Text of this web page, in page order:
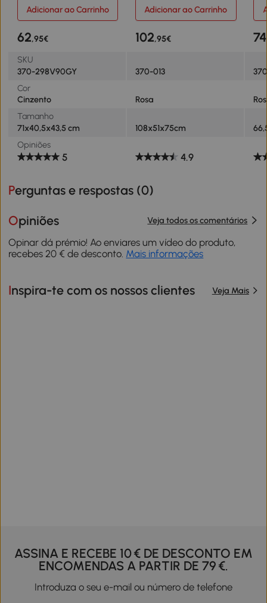
Velocidade 3km/h Buzina e
Som de Arranque
Bagagem 6V de Bateria
108x51x75cm Rosa
Adicionar ao Carrinho Adicionar ao Carrinho
62,95€ 102,95€ 74
SKU
370-298V90GY
370-013
Cor
Cinzento
Rosa
Tamanho
71x40,5x43,5 cm
108x51x75cm
Opiniões
5 4.9
Perguntas e respostas (0)
Opiniões Veja todos os comentários
Opinar dá prémio! Ao enviares um vídeo do produto,
recebes 20 € de desconto. Mais informações
Inspira-te com os nossos clientes Veja Mais
ASSINA E RECEBE 10 € DE DESCONTO EM
ENCOMENDAS A PARTIR DE 79 €.
Introduza o seu e-mail ou número de telefone